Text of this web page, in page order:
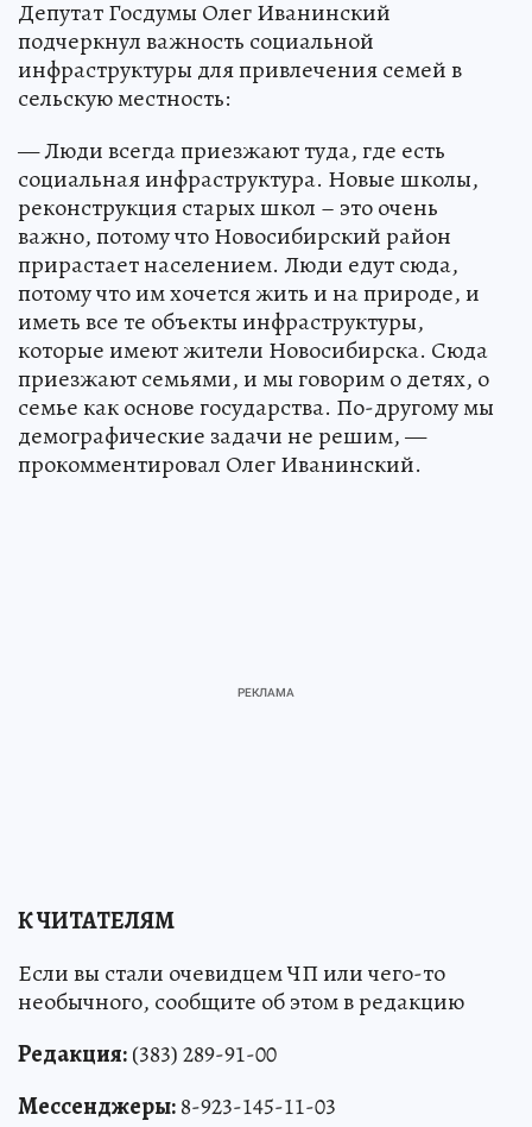
Депутат Госдумы Олег Иванинский
подчеркнул важность социальной
инфраструктуры для привлечения семей в
сельскую местность:
— Люди всегда приезжают туда, где есть
социальная инфраструктура. Новые школы,
реконструкция старых школ – это очень
важно, потому что Новосибирский район
прирастает населением. Люди едут сюда,
потому что им хочется жить и на природе, и
иметь все те объекты инфраструктуры,
которые имеют жители Новосибирска. Сюда
приезжают семьями, и мы говорим о детях, о
семье как основе государства. По-другому мы
демографические задачи не решим, —
прокомментировал Олег Иванинский.
К ЧИТАТЕЛЯМ
Если вы стали очевидцем ЧП или чего-то
необычного, сообщите об этом в редакцию
Редакция:(383) 289-91-00
Мессенджеры:8-923-145-11-03